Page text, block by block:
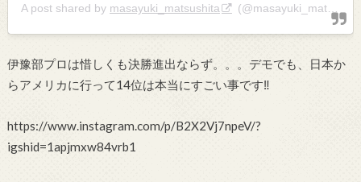
A post shared by masayuki_matsushita (@masayuki_matsushita5831) on
伊豫部プロは惜しくも決勝進出ならず。。。デモでも、日本か
らアメリカに行って14位は本当にすごい事です‼︎
https://www.instagram.com/p/B2X2Vj7npeV/?
igshid=1apjmxw84vrb1